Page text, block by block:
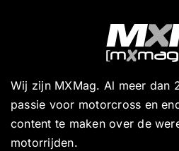
Wij zijn MXMag. Al meer dan
passie voor motorcross en
content te maken over de
motorrijden.